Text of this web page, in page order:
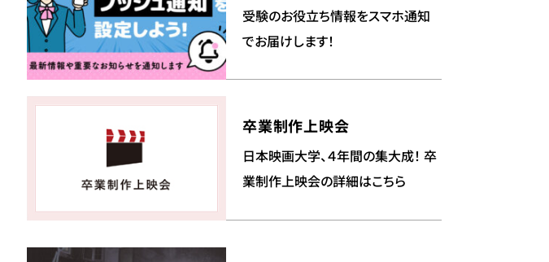
受験のお役立ち情報をスマホ通知
でお届けします！
卒業制作上映会
日本映画大学、４年間の集大成！ 卒
業制作上映会の詳細はこちら